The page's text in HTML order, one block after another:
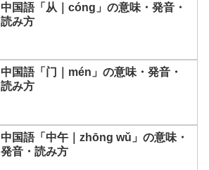
中国語「从｜cóng」の意味・発音・
読み方
中国語「门｜mén」の意味・発音・
読み方
中国語「中午｜zhōng wǔ」の意味・
発音・読み方